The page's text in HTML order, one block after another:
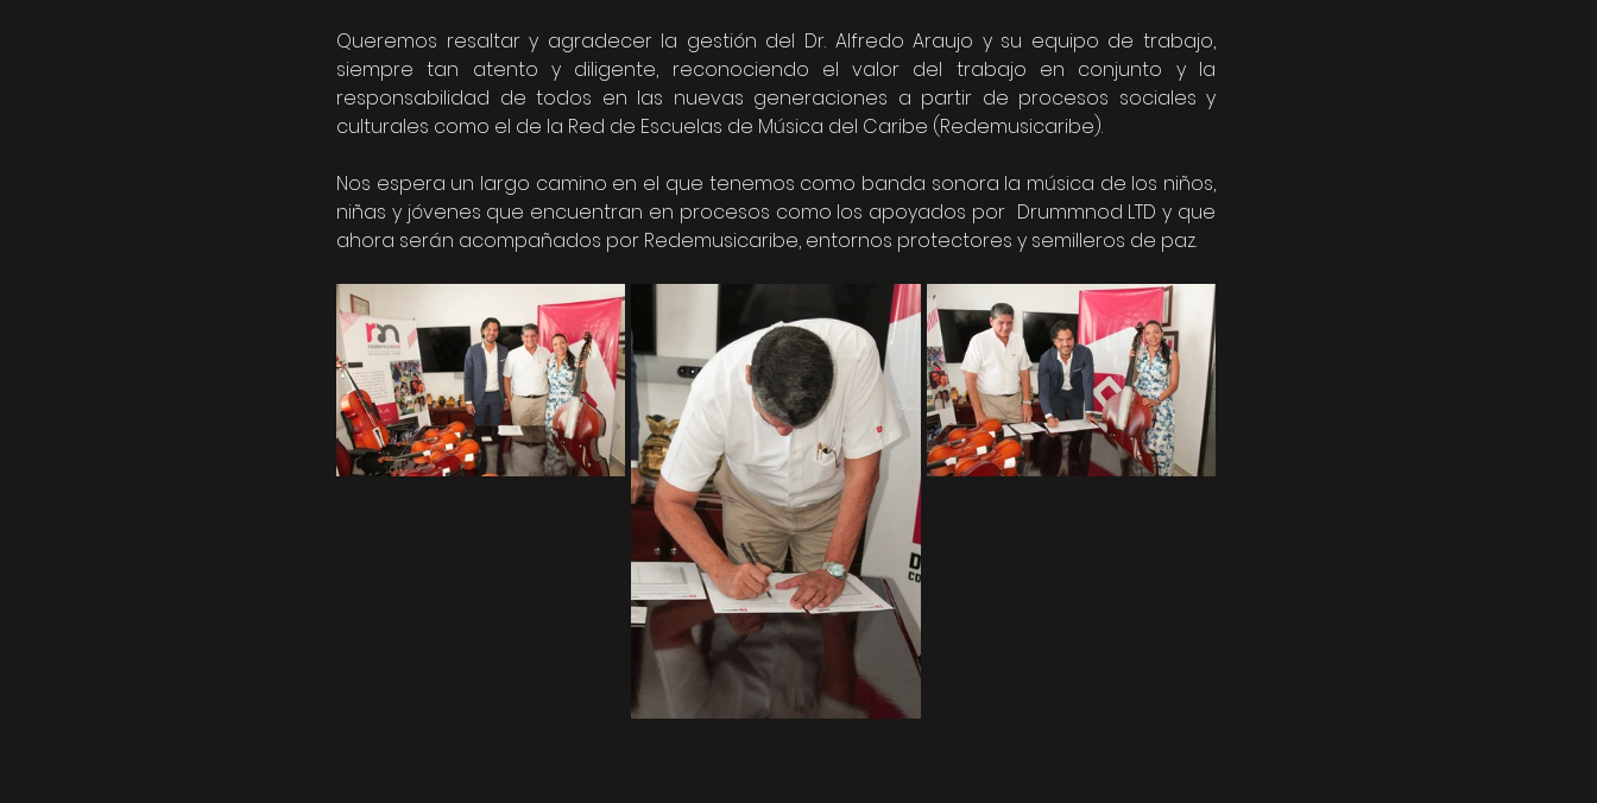
Queremos resaltar y agradecer la gestión del Dr. Alfredo Araujo y su equipo de trabajo,
siempre tan atento y diligente, reconociendo el valor del trabajo en conjunto y la
responsabilidad de todos en las nuevas generaciones a partir de procesos sociales y
culturales como el de la Red de Escuelas de Música del Caribe (Redemusicaribe).
Nos espera un largo camino en el que tenemos como banda sonora la música de los niños,
niñas y jóvenes que encuentran en procesos como los apoyados por  Drummnod LTD y que
ahora serán acompañados por Redemusicaribe, entornos protectores y semilleros de paz.